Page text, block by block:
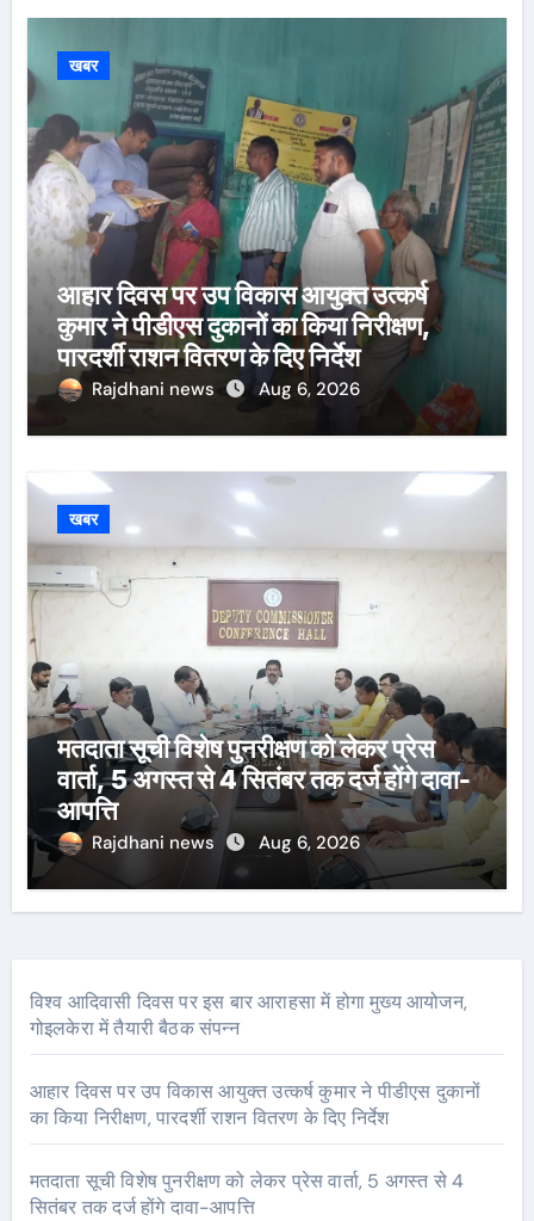
खबर
आहार दिवस पर उप विकास आयुक्त उत्कर्ष
कुमार ने पीडीएस दुकानों का किया निरीक्षण,
पारदर्शी राशन वितरण के दिए निर्देश
Rajdhani news Aug 6, 2026
खबर
मतदाता सूची विशेष पुनरीक्षण को लेकर प्रेस
वार्ता, 5 अगस्त से 4 सितंबर तक दर्ज होंगे दावा-
आपत्ति
Rajdhani news Aug 6, 2026
विश्व आदिवासी दिवस पर इस बार आराहसा में होगा मुख्य आयोजन,
गोइलकेरा में तैयारी बैठक संपन्न
आहार दिवस पर उप विकास आयुक्त उत्कर्ष कुमार ने पीडीएस दुकानों
का किया निरीक्षण, पारदर्शी राशन वितरण के दिए निर्देश
मतदाता सूची विशेष पुनरीक्षण को लेकर प्रेस वार्ता, 5 अगस्त से 4
सितंबर तक दर्ज होंगे दावा-आपत्ति